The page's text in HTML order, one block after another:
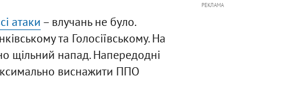
атаки – влучань не було.
та Голосіївському. На
щільний напад. Напередодні
виснажити ППО
РЕКЛАМА